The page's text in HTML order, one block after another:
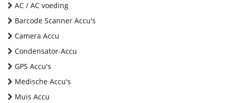
AC / AC voeding
Barcode Scanner Accu's
Camera Accu
Condensator-Accu
GPS Accu's
Medische Accu's
Muis Accu